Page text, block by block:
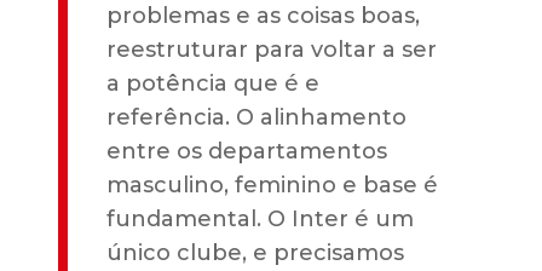
problemas e as coisas boas,
reestruturar para voltar a ser
a potência que é e
referência. O alinhamento
entre os departamentos
masculino, feminino e base é
fundamental. O Inter é um
único clube, e precisamos